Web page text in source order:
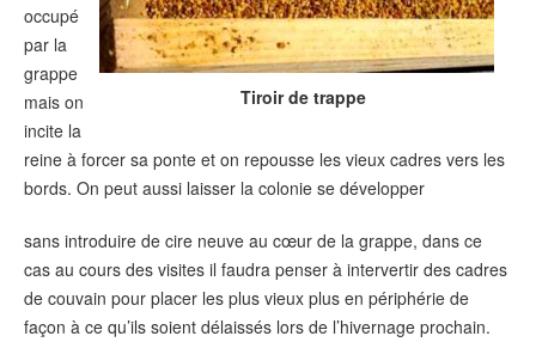
Tiroir de trappe
occupé
par la
grappe
mais on
incite la
reine à forcer sa ponte et on repousse les vieux cadres vers les
bords. On peut aussi laisser la colonie se développer
sans introduire de cire neuve au cœur de la grappe, dans ce
cas au cours des visites il faudra penser à intervertir des cadres
de couvain pour placer les plus vieux plus en périphérie de
façon à ce qu’ils soient délaissés lors de l’hivernage prochain.